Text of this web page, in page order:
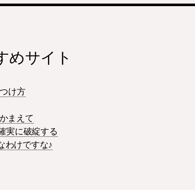
めサイト
け方
まえて
実に破綻する
わけですな♪